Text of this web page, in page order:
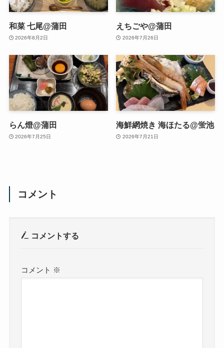
和菜 七尾@蒲田
2026年8月2日
えちごや@蒲田
2026年7月26日
らん燈@蒲田
2026年7月25日
海鮮網焼き 海ほたる@蛍池
2026年7月21日
コメント
コメントする
コメント ※